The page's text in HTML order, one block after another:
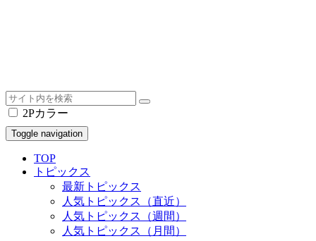
2Pカラー
Toggle navigation
TOP
トピックス
最新トピックス
人気トピックス（直近）
人気トピックス（週間）
人気トピックス（月間）